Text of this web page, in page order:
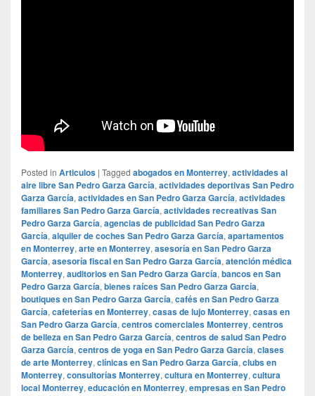
Posted in Articulos | Tagged abogados en Monterrey, actividades al
aire libre San Pedro Garza García, actividades deportivas San Pedro
Garza García, actividades en San Pedro Garza García, actividades
familiares San Pedro Garza García, actividades recreativas San
Pedro Garza García, agencias de publicidad San Pedro Garza
García, alquiler de coches San Pedro Garza García, apartamentos
en Monterrey, arte en Monterrey, asesoría en San Pedro Garza
García, asesoría fiscal en San Pedro Garza García, atención médica
Monterrey, auditorios en San Pedro Garza García, bancos en San
Pedro Garza García, bienes raíces San Pedro Garza García,
boutiques en San Pedro Garza García, cafés en San Pedro Garza
García, cafeterías en Monterrey, casas de lujo Monterrey, casas en
San Pedro Garza García, centros comerciales Monterrey, centros
de belleza en San Pedro Garza García, centros de salud San Pedro
Garza García, centros de yoga en San Pedro Garza García, clases
de arte Monterrey, clínicas en San Pedro Garza García, clubs en
Monterrey, consultorías Monterrey, cultura en Monterrey, cultura
local Monterrey, educación en Monterrey, empresas en San Pedro